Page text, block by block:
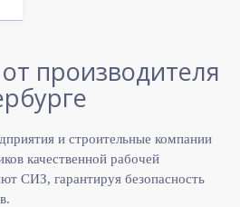
производителя
и строительные компании
качественной рабочей
СИЗ, гарантируя безопасность